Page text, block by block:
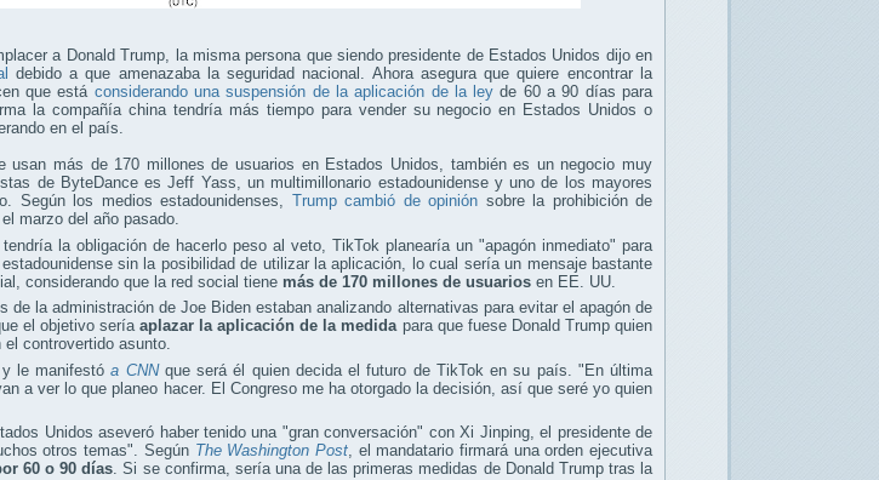
a Donald Trump, la misma persona que siendo presidente de Estados Unidos dijo en
debido a que amenazaba la seguridad nacional. Ahora asegura que quiere encontrar la
que está considerando una suspensión de la aplicación de la ley de 60 a 90 días para
la compañía china tendría más tiempo para vender su negocio en Estados Unidos o
en el país.
usan más de 170 millones de usuarios en Estados Unidos, también es un negocio muy
de ByteDance es Jeff Yass, un multimillonario estadounidense y uno de los mayores
Según los medios estadounidenses, Trump cambió de opinión sobre la prohibición de
marzo del año pasado.
la obligación de hacerlo peso al veto, TikTok planearía un "apagón inmediato" para
sin la posibilidad de utilizar la aplicación, lo cual sería un mensaje bastante
considerando que la red social tiene más de 170 millones de usuarios en EE. UU.
de la administración de Joe Biden estaban analizando alternativas para evitar el apagón de
el objetivo sería aplazar la aplicación de la medidapara que fuese Donald Trump quien
controvertido asunto.
y le manifestóa CNNque será él quien decida el futuro de TikTok en su país. "En última
a ver lo que planeo hacer. El Congreso me ha otorgado la decisión, así que seré yo quien
Unidos aseveró haber tenido una "gran conversación" con Xi Jinping, el presidente de
otros temas". Según The Washington Post, el mandatario firmará una orden ejecutiva
60 o 90 días. Si se confirma, sería una de las primeras medidas de Donald Trump tras la